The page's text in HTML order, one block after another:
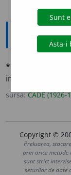
*EDUC
instrucțiune [
sursa:CADE (1926-
Copyright ©
Preluarea,
prin orice metode
sunt strict
seturilor de date